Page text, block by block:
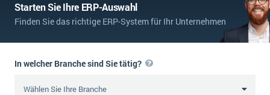
Starten Sie Ihre ERP-Auswahl
Finden Sie das richtige ERP-System für Ihr Unternehmen
In welcher Branche sind Sie tätig?